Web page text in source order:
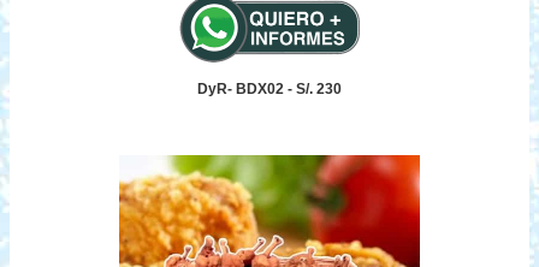
DyR- BDX02 - S/. 230